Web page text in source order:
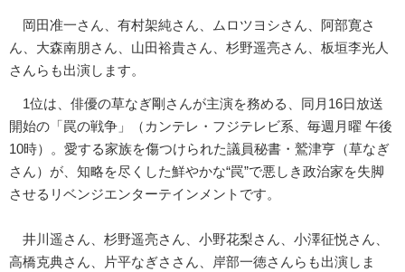
岡田准一さん、有村架純さん、ムロツヨシさん、阿部寛さ
ん、大森南朋さん、山田裕貴さん、杉野遥亮さん、板垣李光人
さんらも出演します。
1位は、俳優の草なぎ剛さんが主演を務める、同月16日放送
開始の「罠の戦争」（カンテレ・フジテレビ系、毎週月曜 午後
10時）。愛する家族を傷つけられた議員秘書・鷲津亨（草なぎ
さん）が、知略を尽くした鮮やかな“罠”で悪しき政治家を失脚
させるリベンジエンターテインメントです。
井川遥さん、杉野遥亮さん、小野花梨さん、小澤征悦さん、
高橋克典さん、片平なぎささん、岸部一徳さんらも出演しま